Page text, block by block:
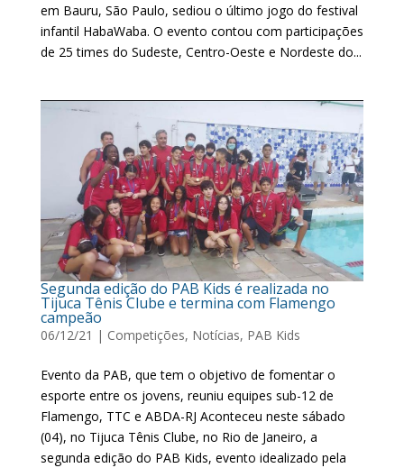
em Bauru, São Paulo, sediou o último jogo do festival
infantil HabaWaba. O evento contou com participações
de 25 times do Sudeste, Centro-Oeste e Nordeste do...
Segunda edição do PAB Kids é realizada no
Tijuca Tênis Clube e termina com Flamengo
campeão
06/12/21 | Competições, Notícias, PAB Kids
Evento da PAB, que tem o objetivo de fomentar o
esporte entre os jovens, reuniu equipes sub-12 de
Flamengo, TTC e ABDA-RJ Aconteceu neste sábado
(04), no Tijuca Tênis Clube, no Rio de Janeiro, a
segunda edição do PAB Kids, evento idealizado pela